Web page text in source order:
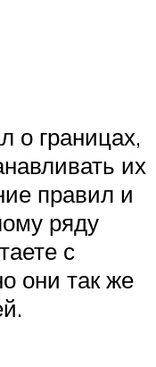
о границах,
их
правил и
ряду
с
они так же